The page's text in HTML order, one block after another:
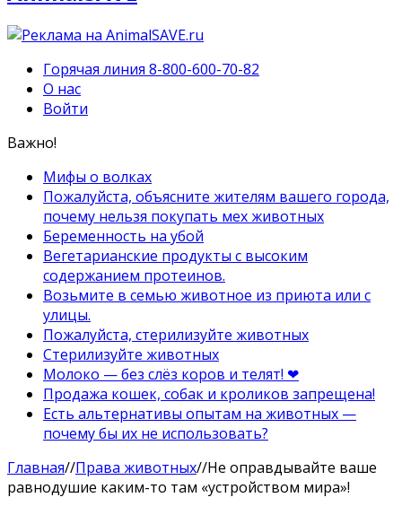
Горячая линия 8-800-600-70-82
О нас
Войти
Важно!
Мифы о волках
Пожалуйста, объясните жителям вашего города,
почему нельзя покупать мех животных
Беременность на убой
Вегетарианские продукты с высоким
содержанием протеинов.
Возьмите в семью животное из приюта или с
улицы.
Пожалуйста, стерилизуйте животных
Стерилизуйте животных
Молоко — без слёз коров и телят! ❤
Продажа кошек, собак и кроликов запрещена!
Есть альтернативы опытам на животных —
почему бы их не использовать?
Главная//Права животных//Не оправдывайте ваше
равнодушие каким-то там «устройством мира»!